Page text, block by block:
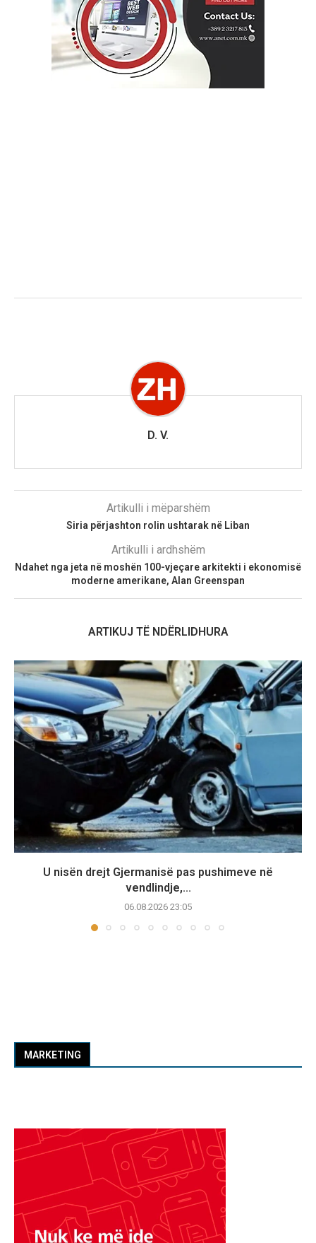
D. V.
Artikulli i mëparshëm
Siria përjashton rolin ushtarak në Liban
Artikulli i ardhshëm
Ndahet nga jeta në moshën 100-vjeçare arkitekti i ekonomisë
moderne amerikane, Alan Greenspan
ARTIKUJ TË NDËRLIDHURA
U nisën drejt Gjermanisë pas pushimeve në
vendlindje,...
06.08.2026 23:05
MARKETING